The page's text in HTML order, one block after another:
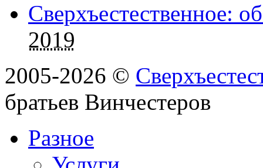
Сверхъестественное:
2019
2005-2026 ©
братьев Винчестеров
Разное